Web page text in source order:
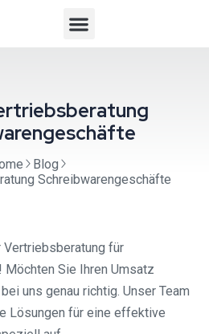
Blog
Schreibwarengeschäfte
für
Sie Ihren Umsatz
uns genau richtig. Unser Team
Lösungen für eine effektive